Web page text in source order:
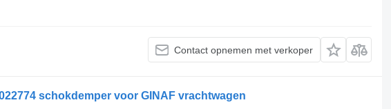
Contact opnemen met verkoper
schokdemper voor GINAF vrachtwagen